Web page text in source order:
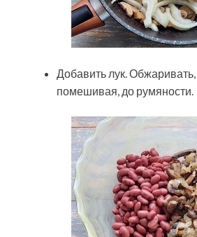
Добавить лук. Обжаривать,
помешивая, до румяности.